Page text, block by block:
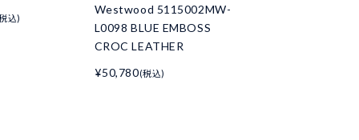
込)
Westwood 5115002MW-
L0098 BLUE EMBOSS
CROC LEATHER
¥50,780(税込)